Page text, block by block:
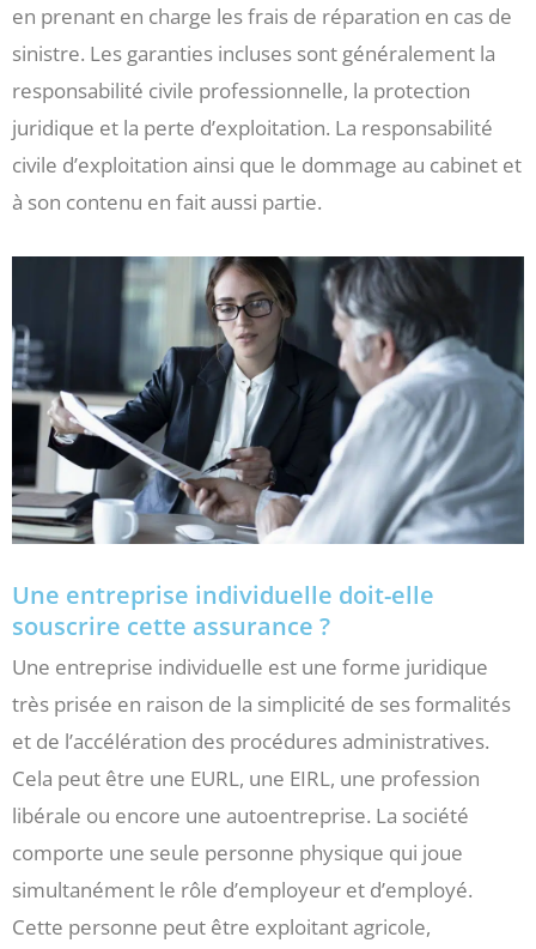
en prenant en charge les frais de réparation en cas de
sinistre. Les garanties incluses sont généralement la
responsabilité civile professionnelle, la protection
juridique et la perte d’exploitation. La responsabilité
civile d’exploitation ainsi que le dommage au cabinet et
à son contenu en fait aussi partie.
Une entreprise individuelle doit-elle
souscrire cette assurance ?
Une entreprise individuelle est une forme juridique
très prisée en raison de la simplicité de ses formalités
et de l’accélération des procédures administratives.
Cela peut être une EURL, une EIRL, une profession
libérale ou encore une autoentreprise. La société
comporte une seule personne physique qui joue
simultanément le rôle d’employeur et d’employé.
Cette personne peut être exploitant agricole,